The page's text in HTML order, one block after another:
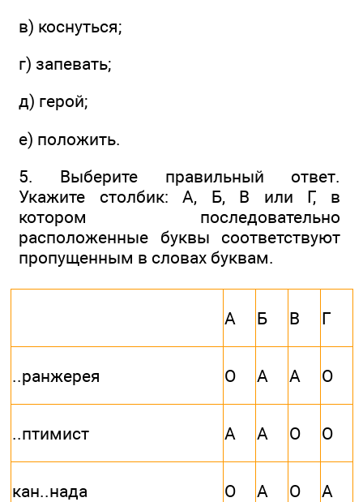
в) коснуться;
г) запевать;
д) герой;
е) положить.
5. Выберите правильный ответ.
Укажите столбик: А, Б, В или Г, в
котором последовательно
расположенные буквы соответствуют
пропущенным в словах буквам.
А Б В Г
..ранжерея О А А О
..птимист А А О О
кан..нада О А О А